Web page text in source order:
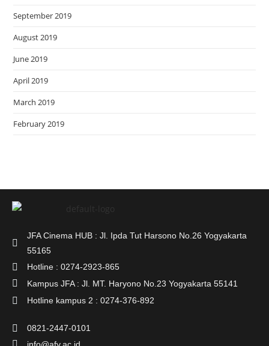
September 2019
August 2019
June 2019
April 2019
March 2019
February 2019
JFA Cinema HUB : Jl. Ipda Tut Harsono No.26 Yogyakarta
55165
Hotline : 0274-2923-865
Kampus JFA : Jl. MT. Haryono No.23 Yogyakarta 55141
Hotline kampus 2 : 0274-376-892
0821-2447-0101
info@afy.ac.id